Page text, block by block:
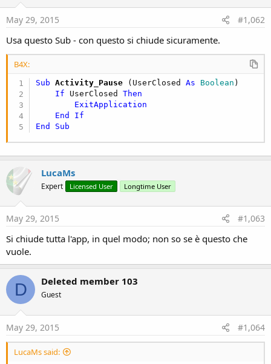
May 29, 2015 #1,062
Usa questo Sub - con questo si chiude sicuramente.
B4X:
Sub Activity_Pause (UserClosed As Boolean )
If UserClosed Then
ExitApplication
End
If
End
Sub
LucaMs
Expert Licensed User Longtime User
May 29, 2015 #1,063
Si chiude tutta l'app, in quel modo; non so se è questo che
vuole.
D Deleted member 103
Guest
May 29, 2015 #1,064
LucaMs said: